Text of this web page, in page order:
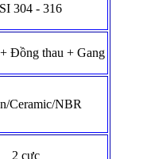
304 - 316
Đồng thau + Gang
Ceramic/NBR
2 cực